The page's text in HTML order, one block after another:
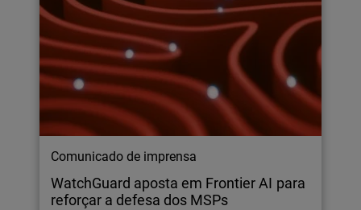
Comunicado de imprensa
WatchGuard aposta em Frontier AI para
reforçar a defesa dos MSPs